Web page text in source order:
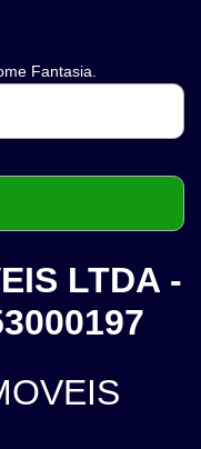
Fantasia.
LTDA -